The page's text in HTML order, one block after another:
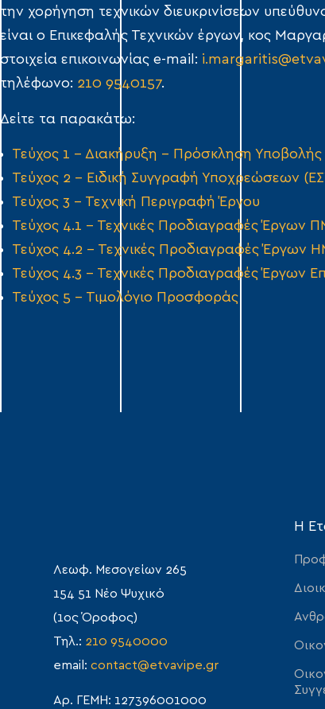
την χορήγηση τεχνικών διευκρινίσεων
είναι ο Επικεφαλής Τεχνικών έργων, κος
στοιχεία επικοινωνίας e-mail:
τηλέφωνο: 210 9540157.
Δείτε τα παρακάτω:
Τεύχος 1 – Διακήρυξη – Πρόσκληση
Τεύχος 2 – Ειδική Συγγραφή Υποχρεώσεων
Τεύχος 3 – Τεχνική Περιγραφή Έργου
Τεύχος 4.1 – Τεχνικές Προδιαγραφές Έργων
Τεύχος 4.2 – Τεχνικές Προδιαγραφές Έργων
Τεύχος 4.3 – Τεχνικές Προδιαγραφές Έργων
Τεύχος 5 – Τιμολόγιο Προσφοράς
Λεωφ. Μεσογείων 265
154 51 Νέο Ψυχικό
(1ος Όροφος)
Τηλ.: 210 9540000
email:contact@etvavipe.gr
Αρ. ΓΕΜΗ: 127396001000
Η